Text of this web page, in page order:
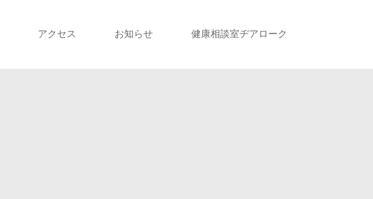
アクセス お知らせ 健康相談室ヂアローク